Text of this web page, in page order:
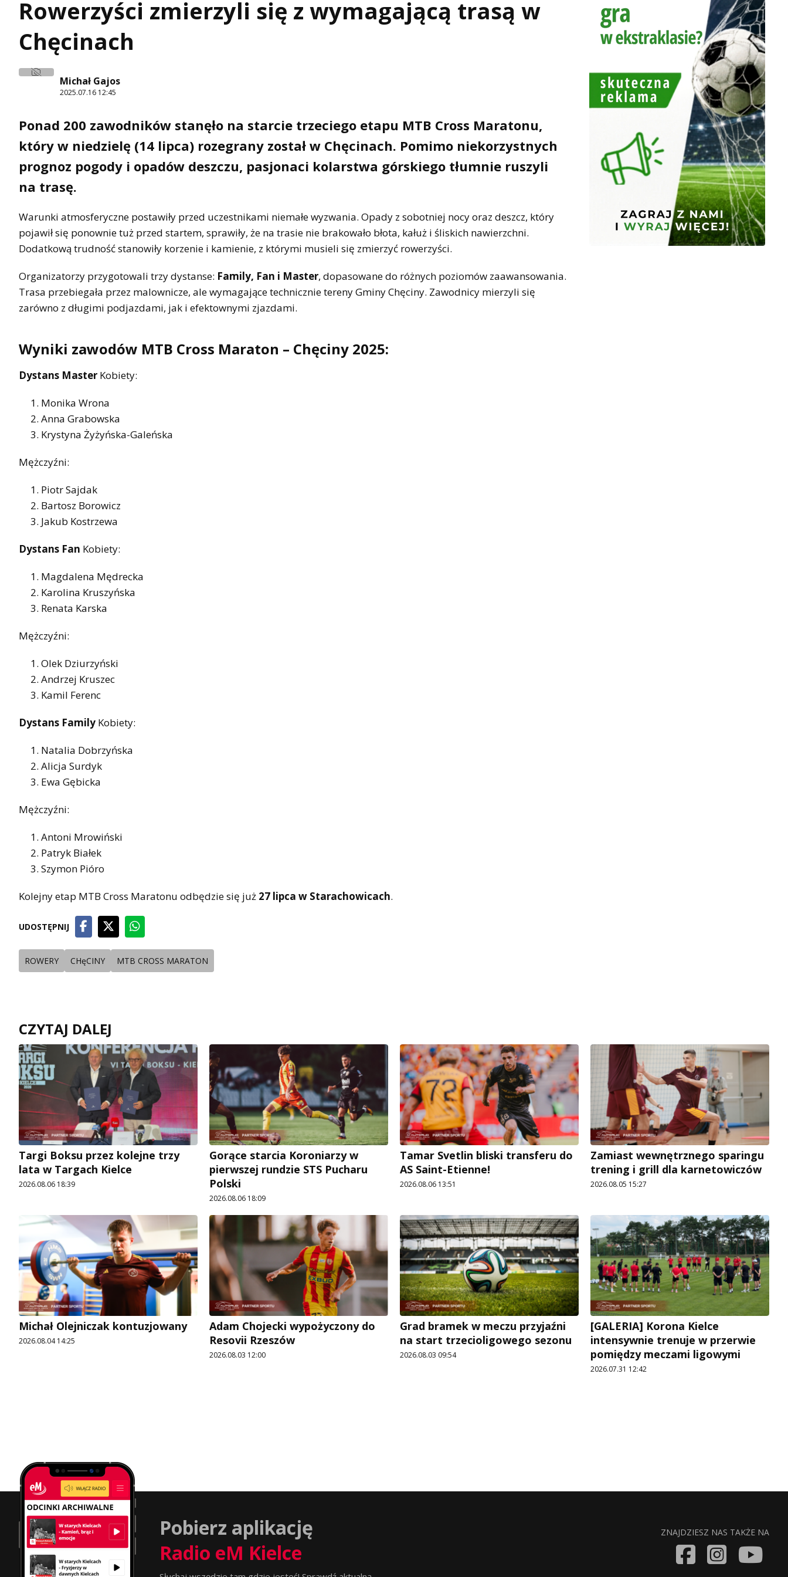
Rowerzyści zmierzyli się z wymagającą trasą w
Chęcinach
Michał Gajos
2025.07.16 12:45
Ponad 200 zawodników stanęło na starcie trzeciego etapu MTB Cross Maratonu,
który w niedzielę (14 lipca) rozegrany został w Chęcinach. Pomimo niekorzystnych
prognoz pogody i opadów deszczu, pasjonaci kolarstwa górskiego tłumnie ruszyli
na trasę.
Warunki atmosferyczne postawiły przed uczestnikami niemałe wyzwania. Opady z sobotniej nocy oraz deszcz, który
pojawił się ponownie tuż przed startem, sprawiły, że na trasie nie brakowało błota, kałuż i śliskich nawierzchni.
Dodatkową trudność stanowiły korzenie i kamienie, z którymi musieli się zmierzyć rowerzyści.
Organizatorzy przygotowali trzy dystanse: Family, Fan i Master, dopasowane do różnych poziomów zaawansowania.
Trasa przebiegała przez malownicze, ale wymagające technicznie tereny Gminy Chęciny. Zawodnicy mierzyli się
zarówno z długimi podjazdami, jak i efektownymi zjazdami.
Wyniki zawodów MTB Cross Maraton – Chęciny 2025:
Dystans Master Kobiety:
Monika Wrona
Anna Grabowska
Krystyna Żyżyńska-Galeńska
Mężczyźni:
Piotr Sajdak
Bartosz Borowicz
Jakub Kostrzewa
Dystans Fan Kobiety:
Magdalena Mędrecka
Karolina Kruszyńska
Renata Karska
Mężczyźni:
Olek Dziurzyński
Andrzej Kruszec
Kamil Ferenc
Dystans Family Kobiety:
Natalia Dobrzyńska
Alicja Surdyk
Ewa Gębicka
Mężczyźni:
Antoni Mrowiński
Patryk Białek
Szymon Pióro
Kolejny etap MTB Cross Maratonu odbędzie się już 27 lipca w Starachowicach.
UDOSTĘPNIJ
ROWERY CHęCINY MTB CROSS MARATON
CZYTAJ DALEJ
Targi Boksu przez kolejne trzy
lata w Targach Kielce
2026.08.06 18:39
Gorące starcia Koroniarzy w
pierwszej rundzie STS Pucharu
Polski
2026.08.06 18:09
Tamar Svetlin bliski transferu do
AS Saint-Etienne!
2026.08.06 13:51
Zamiast wewnętrznego sparingu
trening i grill dla karnetowiczów
2026.08.05 15:27
Michał Olejniczak kontuzjowany
2026.08.04 14:25
Adam Chojecki wypożyczony do
Resovii Rzeszów
2026.08.03 12:00
Grad bramek w meczu przyjaźni
na start trzecioligowego sezonu
2026.08.03 09:54
[GALERIA] Korona Kielce
intensywnie trenuje w przerwie
pomiędzy meczami ligowymi
2026.07.31 12:42
Pobierz aplikację
Radio eM Kielce
ZNAJDZIESZ NAS TAKŻE NA